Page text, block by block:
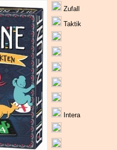
Zufall
Taktik
Intera